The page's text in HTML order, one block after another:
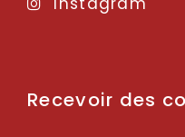
Recevoir des